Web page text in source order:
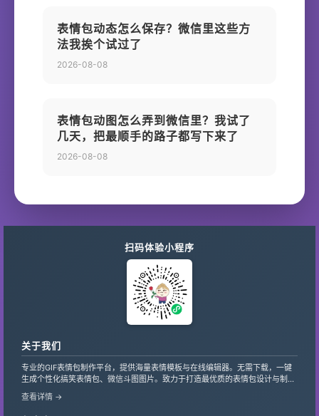
表情包动态怎么保存？微信里这些方
法我挨个试过了
2026-08-08
表情包动图怎么弄到微信里？我试了
几天，把最顺手的路子都写下来了
2026-08-08
扫码体验小程序
关于我们
专业的GIF表情包制作平台，提供海量表情模板与在线编辑器。无需下载，一键
生成个性化搞笑表情包、微信斗图图片。致力于打造最优质的表情包设计与制作
服务，支持自定义文字、贴纸，让创意轻松变现。
查看详情 →